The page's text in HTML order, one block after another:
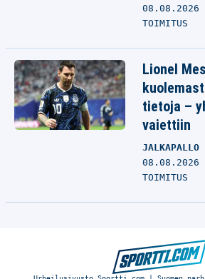
TOIMITUS
Lionel
tietoja –
vaiettiin
JALKAPALLO
TOIMITUS